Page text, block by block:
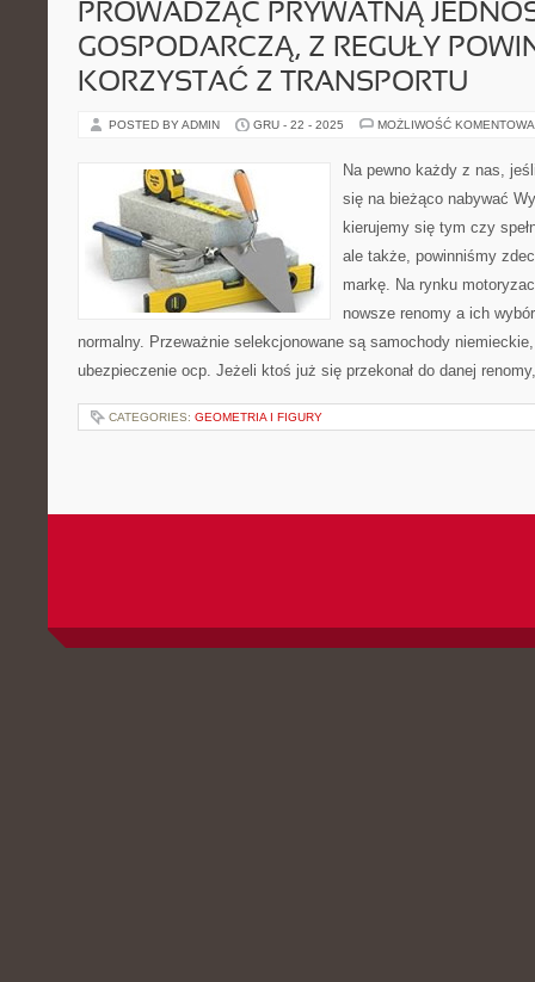
PROWADZĄC PRYWATNĄ
GOSPODARCZĄ, Z REGUŁY
KORZYSTAĆ Z TRANSPORTU
POSTED BY ADMIN GRU - 22 - 2025 MOŻLIWOŚĆ
Na pewno każdy z nas,
się na bieżąco nabywać
kierujemy się tym czy
ale także, powinniśmy
markę. Na rynku
nowsze renomy a ich
normalny. Przeważnie selekcjonowane są samochody
ubezpieczenie ocp. Jeżeli ktoś już się przekonał do danej
CATEGORIES: GEOMETRIA I FIGURY